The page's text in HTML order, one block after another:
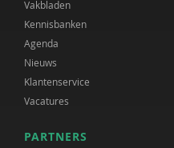
Vakbladen
Kennisbanken
Agenda
Nieuws
Klantenservice
Vacatures
PARTNERS